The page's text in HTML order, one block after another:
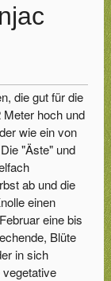
die gut für die
hoch und
wie ein von
"Äste" und
ab und die
einen
eine bis
Blüte
in sich